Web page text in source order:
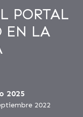
PORTAL
EN LA
2025
2022